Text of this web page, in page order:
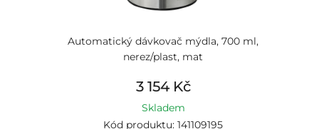
Automatický dávkovač mýdla, 700 ml,
nerez/plast, mat
3 154 Kč
Skladem
Kód produktu: 141109195